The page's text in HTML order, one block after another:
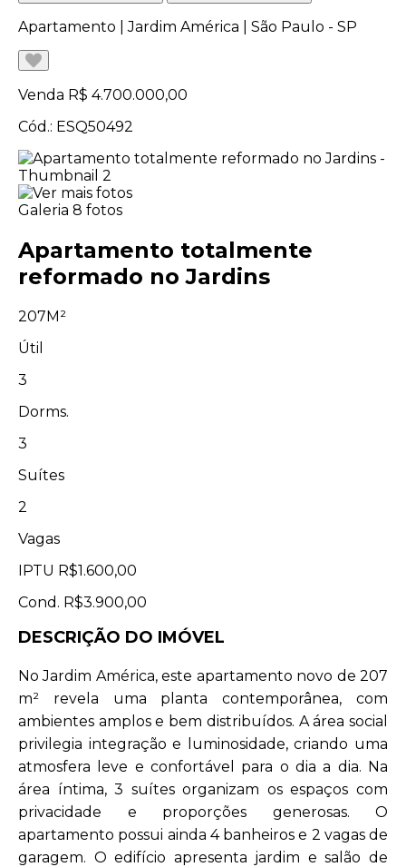
Apartamento | Jardim América | São Paulo - SP
Venda R$ 4.700.000,00
Cód.: ESQ50492
Galeria 8 fotos
Apartamento totalmente
reformado no Jardins
207M²
Útil
3
Dorms.
3
Suítes
2
Vagas
IPTU R$1.600,00
Cond. R$3.900,00
DESCRIÇÃO DO IMÓVEL
No Jardim América, este apartamento novo de 207
m² revela uma planta contemporânea, com
ambientes amplos e bem distribuídos. A área social
privilegia integração e luminosidade, criando uma
atmosfera leve e confortável para o dia a dia. Na
área íntima, 3 suítes organizam os espaços com
privacidade e proporções generosas. O
apartamento possui ainda 4 banheiros e 2 vagas de
garagem. O edifício apresenta jardim e salão de